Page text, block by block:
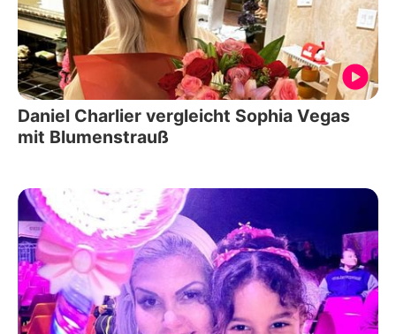
Daniel Charlier vergleicht Sophia Vegas
mit Blumenstrauß